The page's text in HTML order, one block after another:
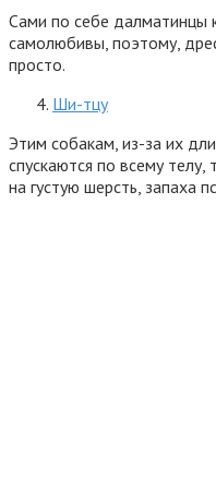
Сами по себе далматинцы
самолюбивы, поэтому,
просто.
Ши-тцу
Этим собакам, из-за их
спускаются по всему
на густую шерсть, запаха